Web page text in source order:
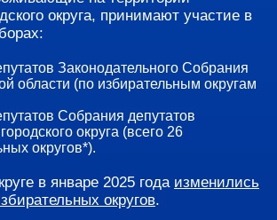
округа, принимают участие в
Законодательного Собрания
области (по избирательным округам
Собрания депутатов
округа (всего 26
округов*).
в январе 2025 года изменились
округов.